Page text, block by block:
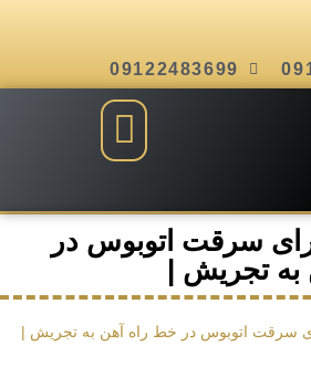
09122483699
سرقت اتوبوس در
تجریش |
سرقت اتوبوس در خط راه آهن به تجریش |